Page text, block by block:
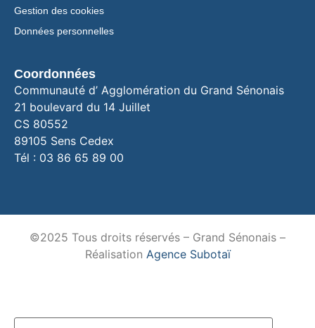
Gestion des cookies
Données personnelles
Coordonnées
Communauté d’ Agglomération du Grand Sénonais
21 boulevard du 14 Juillet
CS 80552
89105 Sens Cedex
Tél : 03 86 65 89 00
©2025 Tous droits réservés – Grand Sénonais –
Réalisation Agence Subotaï